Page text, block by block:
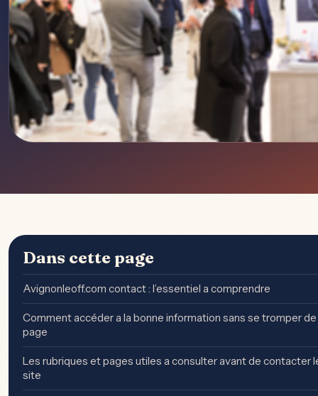
Dans cette page
Avignonleoff.com contact : l’essentiel a comprendre
Comment accéder a la bonne information sans se tromper de
page
Les rubriques et pages utiles a consulter avant de contacter
site